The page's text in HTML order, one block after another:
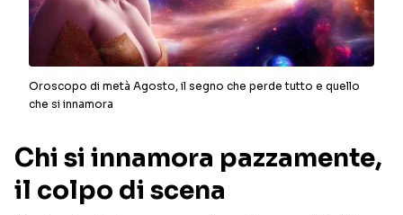
Oroscopo di metà Agosto, il segno che perde tutto e quello
che si innamora
Chi si innamora pazzamente,
il colpo di scena